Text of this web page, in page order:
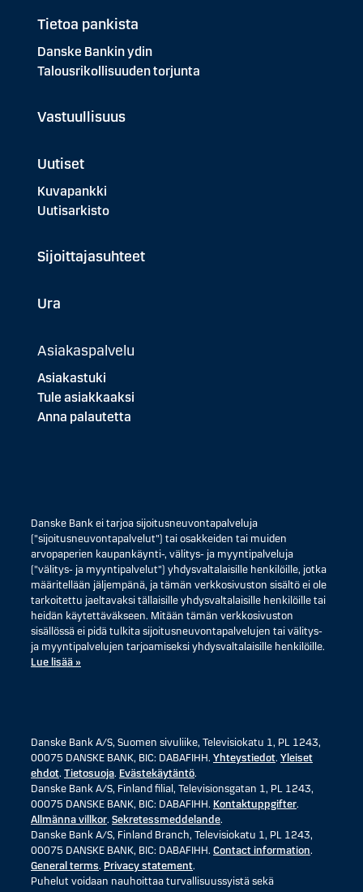
Tietoa pankista
Danske Bankin ydin
Talousrikollisuuden torjunta
Vastuullisuus
Uutiset
Kuvapankki
Uutisarkisto
Sijoittajasuhteet
Ura
Asiakaspalvelu
Asiakastuki
Tule asiakkaaksi
Anna palautetta
Danske Bank ei tarjoa sijoitusneuvontapalveluja
("sijoitusneuvontapalvelut") tai osakkeiden tai muiden
arvopaperien kaupankäynti-, välitys- ja myyntipalveluja
("välitys- ja myyntipalvelut") yhdysvaltalaisille henkilöille, jotka
määritellään jäljempänä, ja tämän verkkosivuston sisältö ei ole
tarkoitettu jaeltavaksi tällaisille yhdysvaltalaisille henkilöille tai
heidän käytettäväkseen. Mitään tämän verkkosivuston
sisällössä ei pidä tulkita sijoitusneuvontapalvelujen tai välitys-
ja myyntipalvelujen tarjoamiseksi yhdysvaltalaisille henkilöille.
Lue lisää »
Danske Bank A/S, Suomen sivuliike, Televisiokatu 1, PL 1243,
00075 DANSKE BANK, BIC: DABAFIHH. Yhteystiedot. Yleiset
ehdot. Tietosuoja. Evästekäytäntö.
Danske Bank A/S, Finland filial, Televisionsgatan 1, PL 1243,
00075 DANSKE BANK, BIC: DABAFIHH. Kontaktuppgifter.
Allmänna villkor. Sekretessmeddelande.
Danske Bank A/S, Finland Branch, Televisiokatu 1, PL 1243,
00075 DANSKE BANK, BIC: DABAFIHH. Contact information.
General terms. Privacy statement.
Puhelut voidaan nauhoittaa turvallisuussyistä sekä